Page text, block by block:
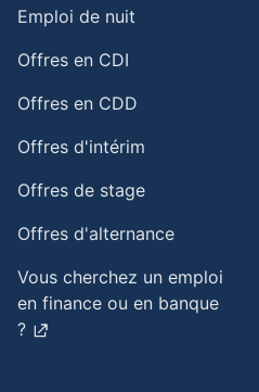
Emploi de nuit​
Offres en CDI
Offres en CDD
Offres d'intérim
Offres de stage
Offres d'alternance
Vous cherchez un emploi
en finance ou en banque
?